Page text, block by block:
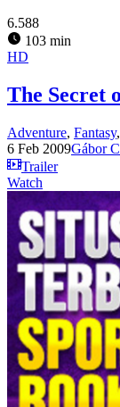
6.588
103 min
HD
The Secret
Adventure, Fantasy,
6 Feb 2009Gábor
Trailer
Watch